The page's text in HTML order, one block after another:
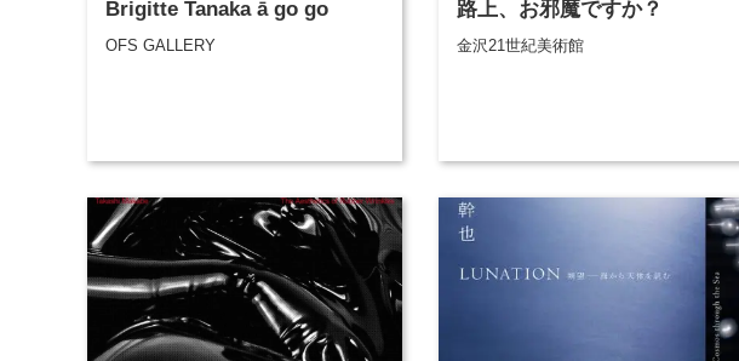
Brigitte Tanaka ā go go
OFS GALLERY
路上、お邪魔ですか？
金沢21世紀美術館